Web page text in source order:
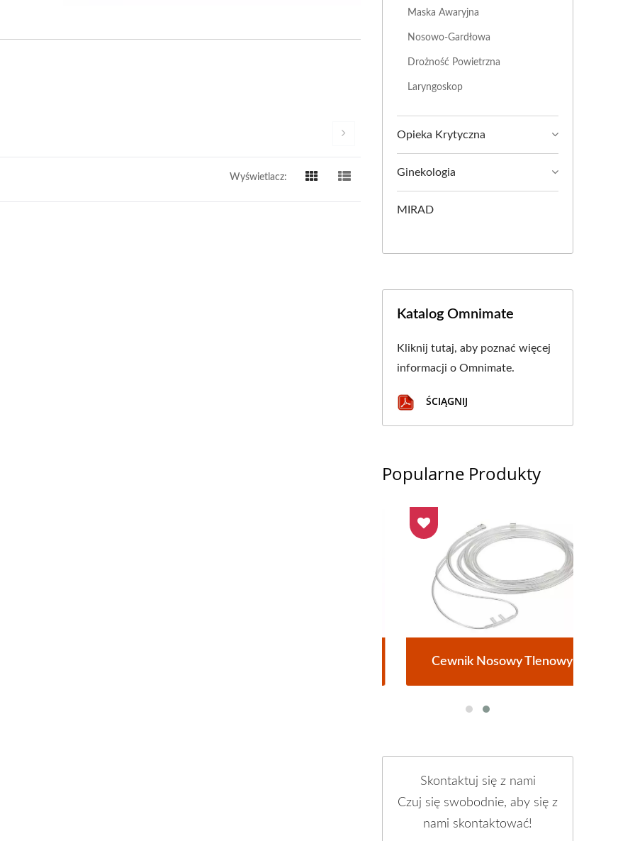
Wyświetlacz:
Maska Awaryjna
Nosowo-Gardłowa
Drożność Powietrzna
Laryngoskop
Opieka Krytyczna
Ginekologia
MIRAD
Katalog Omnimate
Kliknij tutaj, aby poznać więcej
informacji o Omnimate.
ŚCIĄGNIJ
Popularne Produkty
Cewnik Nosowy Tlenowy
Skontaktuj się z nami
Czuj się swobodnie, aby się z
nami skontaktować!